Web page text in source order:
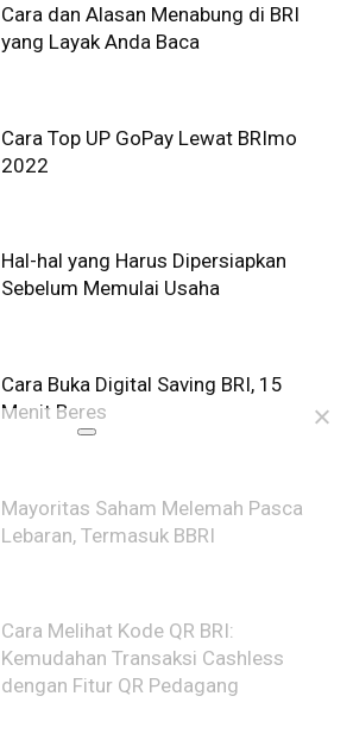
Cara dan Alasan Menabung di BRI
yang Layak Anda Baca
Cara Top UP GoPay Lewat BRImo
2022
Hal-hal yang Harus Dipersiapkan
Sebelum Memulai Usaha
Cara Buka Digital Saving BRI, 15
Menit Beres
Mayoritas Saham Melemah Pasca
Lebaran, Termasuk BBRI
Cara Melihat Kode QR BRI:
Kemudahan Transaksi Cashless
dengan Fitur QR Pedagang